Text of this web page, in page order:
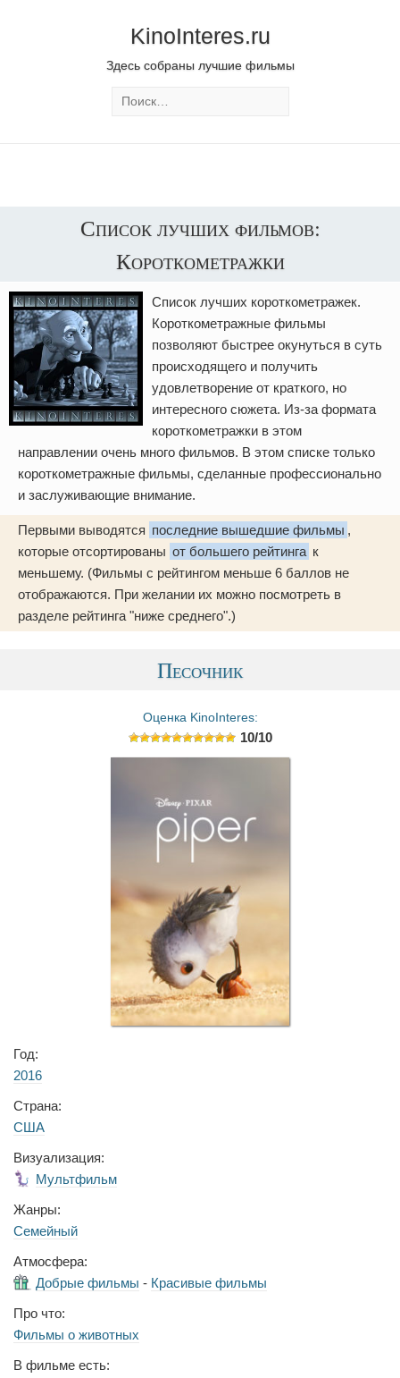
KinoInteres.ru
Здесь собраны лучшие фильмы
Список лучших фильмов:
Короткометражки
Список лучших короткометражек.
Короткометражные фильмы
позволяют быстрее окунуться в суть
происходящего и получить
удовлетворение от краткого, но
интересного сюжета. Из-за формата
короткометражки в этом
направлении очень много фильмов. В этом списке только
короткометражные фильмы, сделанные профессионально
и заслуживающие внимание.
Первыми выводятся последние вышедшие фильмы ,
которые отсортированы от большего рейтинга к
меньшему. (Фильмы с рейтингом меньше 6 баллов не
отображаются. При желании их можно посмотреть в
разделе рейтинга "ниже среднего".)
Песочник
Оценка KinoInteres:
10/10
Год:
2016
Страна:
США
Визуализация:
Мультфильм
Жанры:
Семейный
Атмосфера:
Добрые фильмы - Красивые фильмы
Про что:
Фильмы о животных
В фильме есть: